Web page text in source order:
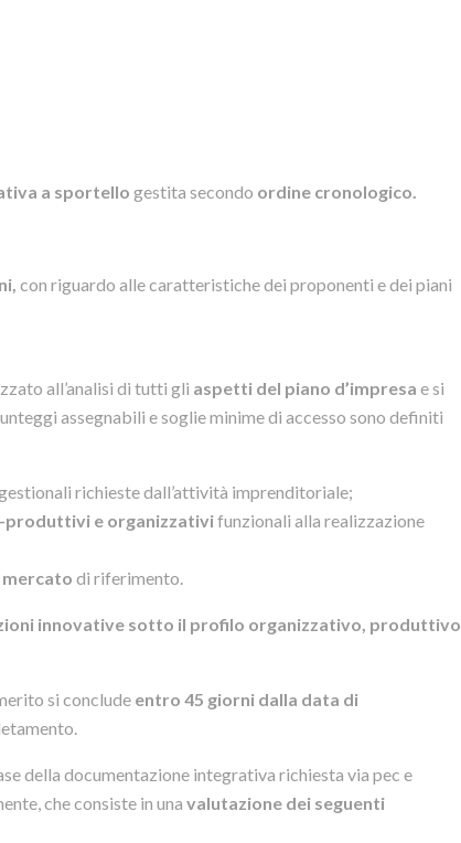
a sportellogestita secondo ordine cronologico.
con riguardo alle caratteristiche dei proponenti e dei piani
all’analisi di tutti gli aspetti del piano d’impresa e si
assegnabili e soglie minime di accesso sono definiti
richieste dall’attività imprenditoriale;
produttivi e organizzativifunzionali alla realizzazione
mercatodi riferimento.
innovative sotto il profilo organizzativo, produttivo
si conclude entro 45 giorni dalla data di
della documentazione integrativa richiesta via pec e
che consiste in unavalutazione dei seguenti